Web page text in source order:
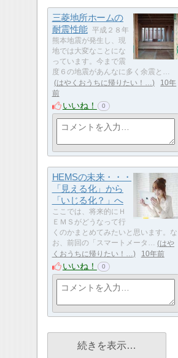
三菱地所ホームの
耐震性能
平成２８年
熊本地震が発生し、現
地では大変なことにな
っています。今まで震
度６の地震があんなに多く余震と…
はやくおうちに帰りたい！…
10年
前
いいね！ 0
HEMSの未来・・・
「見える化」から
「いじる化？」へ
ここでは、将来的にＨ
ＥＭＳがどうなって行
くのかまとめてみたいと思います。な
お、前回の「スマートメータ…
はや
くおうちに帰りたい！…
10年前
いいね！ 0
続きを表示…